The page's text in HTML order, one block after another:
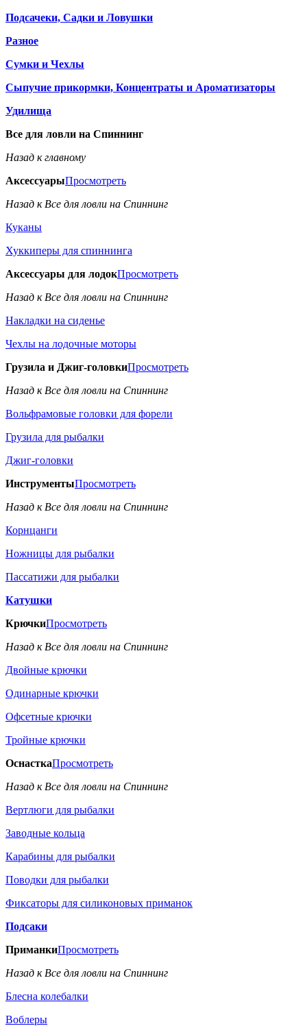
Подсачеки, Садки и Ловушки
Разное
Сумки и Чехлы
Сыпучие прикормки, Концентраты и Ароматизаторы
Удилища
Все для ловли на Спиннинг
Назад к главному
АксессуарыПросмотреть
Назад к Все для ловли на Спиннинг
Куканы
Хуккиперы для спиннинга
Аксессуары для лодокПросмотреть
Назад к Все для ловли на Спиннинг
Накладки на сиденье
Чехлы на лодочные моторы
Грузила и Джиг-головкиПросмотреть
Назад к Все для ловли на Спиннинг
Вольфрамовые головки для форели
Грузила для рыбалки
Джиг-головки
ИнструментыПросмотреть
Назад к Все для ловли на Спиннинг
Корнцанги
Ножницы для рыбалки
Пассатижи для рыбалки
Катушки
КрючкиПросмотреть
Назад к Все для ловли на Спиннинг
Двойные крючки
Одинарные крючки
Офсетные крючки
Тройные крючки
ОснасткаПросмотреть
Назад к Все для ловли на Спиннинг
Вертлюги для рыбалки
Заводные кольца
Карабины для рыбалки
Поводки для рыбалки
Фиксаторы для силиконовых приманок
Подсаки
ПриманкиПросмотреть
Назад к Все для ловли на Спиннинг
Блесна колебалки
Воблеры